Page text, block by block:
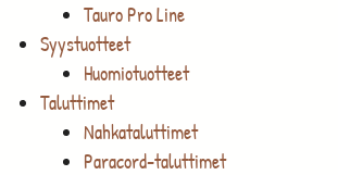
Tauro Pro Line
Syystuotteet
Huomiotuotteet
Taluttimet
Nahkataluttimet
Paracord-taluttimet